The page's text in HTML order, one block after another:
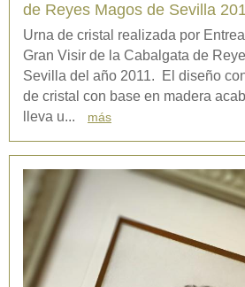
de Reyes Magos de Sevilla
Urna de cristal realizada por
Gran Visir de la Cabalgata de
Sevilla del año 2011. El diseño
de cristal con base en madera
lleva u...
más